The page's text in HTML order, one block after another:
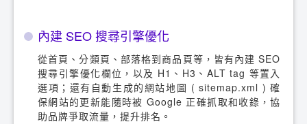
內建 SEO 搜尋引擎優化
從首頁、分類頁、部落格到商品頁等，皆有內建 SEO
搜尋引擎優化欄位，以及 H1、H3、ALT tag 等置入
選項；還有自動生成的網站地圖 ( sitemap.xml ) 確
保網站的更新能隨時被 Google 正確抓取和收錄，協
助品牌爭取流量，提升排名。